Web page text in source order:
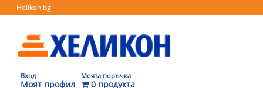
Helikon.bg
Вход
Моят профил
Моята поръчка
0 продукта